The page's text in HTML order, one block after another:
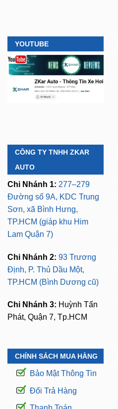
YOUTUBE
CÔNG TY TNHH ZKAR
AUTO
Chi Nhánh 1: 277–279
Đường số 9A, KDC Trung
Sơn, xã Bình Hưng,
TP.HCM (giáp khu Him
Lam Quận 7)
Chi Nhánh 2: 93 Trương
Định, P. Thủ Dầu Một,
TP.HCM (Bình Dương cũ)
Chi Nhánh 3: Huỳnh Tấn
Phát, Quận 7, Tp.HCM
CHÍNH SÁCH MUA HÀNG
Bảo Mật Thông Tin
Đổi Trả Hàng